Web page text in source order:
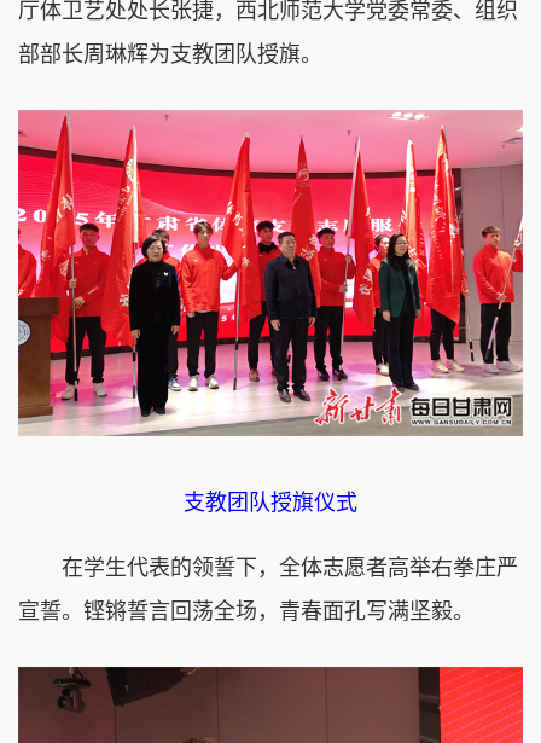
厅体卫艺处处长张捷，西北师范大学党委常委、组织
部部长周琳辉为支教团队授旗。
支教团队授旗仪式
在学生代表的领誓下，全体志愿者高举右拳庄严
宣誓。铿锵誓言回荡全场，青春面孔写满坚毅。